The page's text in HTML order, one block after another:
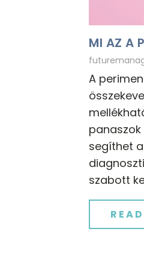
MI AZ A
A
segíthet
szabott